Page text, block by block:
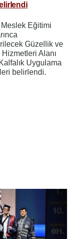
Meslek Eğitimi
Güzellik ve
Hizmetleri Alanı
Uygulama
belirlendi.